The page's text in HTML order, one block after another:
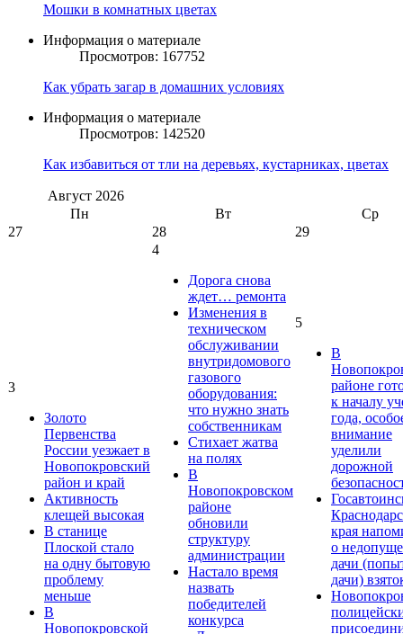
Мошки в комнатных цветах
Информация о материале
Просмотров: 167752
Как убрать загар в домашних условиях
Информация о материале
Просмотров: 142520
Как избавиться от тли на деревьях, кустарниках, цветах
Август 2026
Пн
Вт
Ср
27
28 29
3
Золото
Первенства
России уезжает в
Новопокровский
район и край
Активность
клещей высокая
В станице
Плоской стало
на одну бытовую
проблему
меньше
В
Новопокровской
4
Дорога снова
ждет… ремонта
Изменения в
техническом
обслуживании
внутридомового
газового
оборудования:
что нужно знать
собственникам
Стихает жатва
на полях
В
Новопокровском
районе
обновили
структуру
администрации
Настало время
назвать
победителей
конкурса
5
В
районе
к началу
года,
внимание
уделили
дорожной
края
о
дачи
дачи)